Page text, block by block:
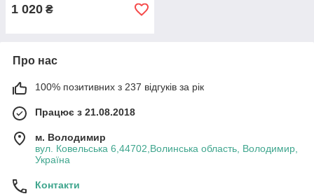
1 020 ₴
Про нас
100% позитивних з 237 відгуків за рік
Працює з 21.08.2018
м. Володимир
вул. Ковельська 6,44702,Волинська область, Володимир,
Україна
Контакти